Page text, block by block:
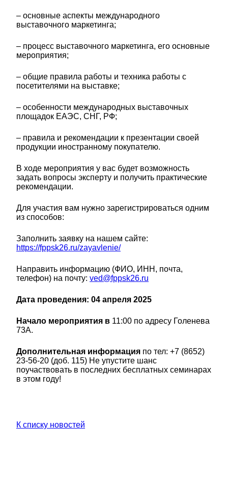
– основные аспекты международного
выставочного маркетинга;
– процесс выставочного маркетинга, его основные
мероприятия;
– общие правила работы и техника работы с
посетителями на выставке;
– особенности международных выставочных
площадок ЕАЭС, СНГ, РФ;
– правила и рекомендации к презентации своей
продукции иностранному покупателю.
В ходе мероприятия у вас будет возможность
задать вопросы эксперту и получить практические
рекомендации.
Для участия вам нужно зарегистрироваться одним
из способов:
Заполнить заявку на нашем сайте:
https://fppsk26.ru/zayavlenie/
Направить информацию (ФИО, ИНН, почта,
телефон) на почту: ved@fppsk26.ru
Дата проведения: 04 апреля 2025
Начало мероприятия в 11:00 по адресу Голенева
73А.
Дополнительная информация по тел: +7 (8652)
23-56-20 (доб. 115) Не упустите шанс
поучаствовать в последних бесплатных семинарах
в этом году!
К списку новостей